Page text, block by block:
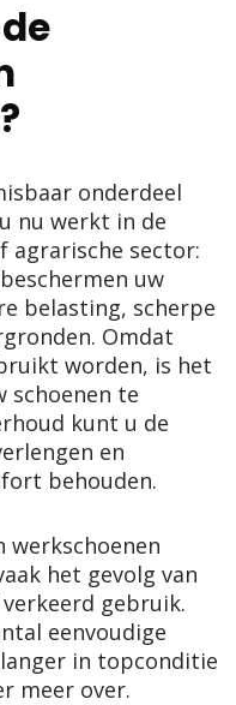
onderdeel
nu werkt in de
agrarische sector:
uw
belasting, scherpe
Omdat
worden, is het
schoenen te
kunt u de
en
behouden.
werkschoenen
het gevolg van
gebruik.
eenvoudige
in topconditie
meer over.